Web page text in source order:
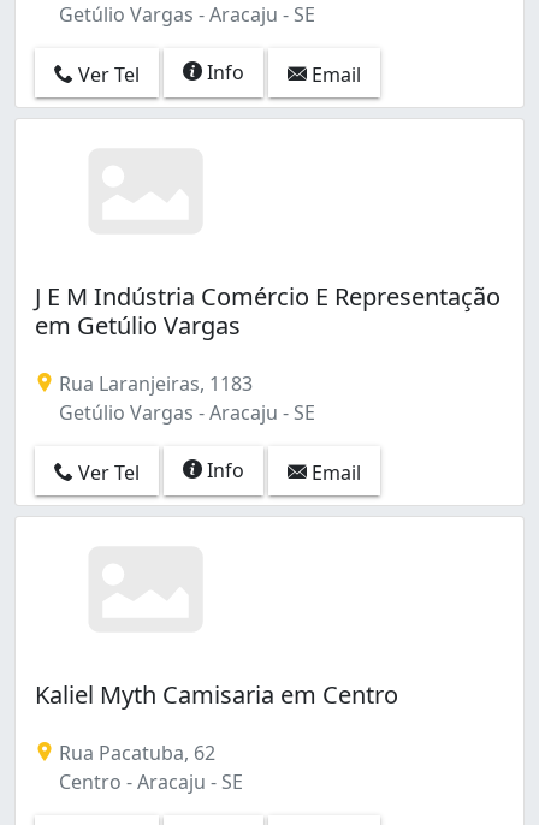
Getúlio Vargas - Aracaju - SE
Ver Tel Info Email
J E M Indústria Comércio E Representação
em Getúlio Vargas
Rua Laranjeiras, 1183
Getúlio Vargas - Aracaju - SE
Ver Tel Info Email
Kaliel Myth Camisaria em Centro
Rua Pacatuba, 62
Centro - Aracaju - SE